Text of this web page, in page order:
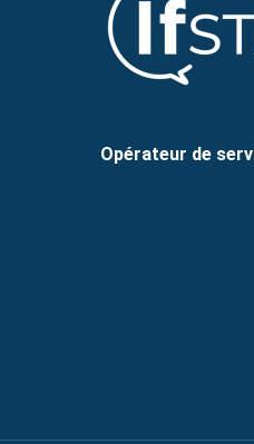
Opérateur de